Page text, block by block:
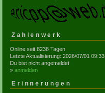
Zahlenwerk
Online seit 8238 Tagen
Letzte Aktualisierung: 2026/07/01 09:33
Du bist nicht angemeldet
» anmelden
Erinnerungen